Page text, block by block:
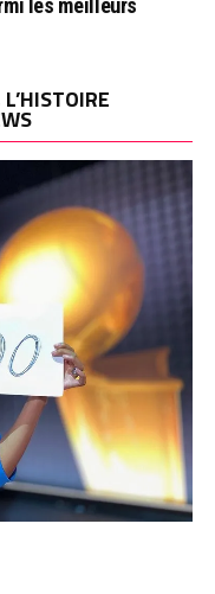
les meilleurs